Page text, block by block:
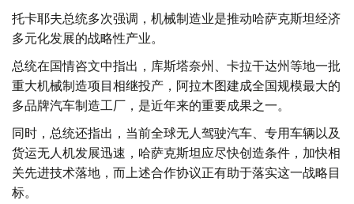
托卡耶夫总统多次强调，机械制造业是推动哈萨克斯坦经济
多元化发展的战略性产业。
总统在国情咨文中指出，库斯塔奈州、卡拉干达州等地一批
重大机械制造项目相继投产，阿拉木图建成全国规模最大的
多品牌汽车制造工厂，是近年来的重要成果之一。
同时，总统还指出，当前全球无人驾驶汽车、专用车辆以及
货运无人机发展迅速，哈萨克斯坦应尽快创造条件，加快相
关先进技术落地，而上述合作协议正有助于落实这一战略目
标。